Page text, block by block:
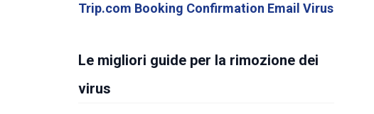
Trip.com Booking Confirmation Email Virus
Le migliori guide per la rimozione dei
virus